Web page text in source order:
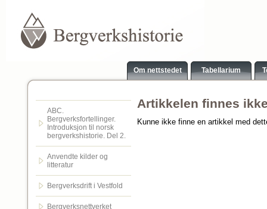
Om nettstedet Tabellarium
ABC.
Bergverksfortellinger.
Introduksjon til norsk
bergverkshistorie. Del 2.
Anvendte kilder og
litteratur
Bergverksdrift i Vestfold
Bergverksnettverket
Artikkelen finnes
Kunne ikke finne en artikkel med